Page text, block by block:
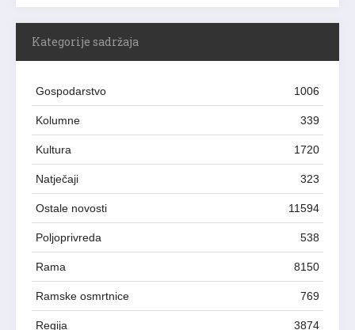
Kategorije sadržaja
Gospodarstvo 1006
Kolumne 339
Kultura 1720
Natječaji 323
Ostale novosti 11594
Poljoprivreda 538
Rama 8150
Ramske osmrtnice 769
Regija 3874